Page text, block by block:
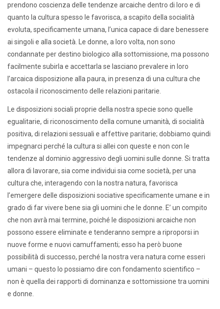
prendono coscienza delle tendenze arcaiche dentro di loro e di
quanto la cultura spesso le favorisca, a scapito della socialità
evoluta, specificamente umana, l’unica capace di dare benessere
ai singoli e alla società. Le donne, a loro volta, non sono
condannate per destino biologico alla sottomissione, ma possono
facilmente subirla e accettarla se lasciano prevalere in loro
l’arcaica disposizione alla paura, in presenza di una cultura che
ostacola il riconoscimento delle relazioni paritarie.
Le disposizioni sociali proprie della nostra specie sono quelle
egualitarie, di riconoscimento della comune umanità, di socialità
positiva, di relazioni sessuali e affettive paritarie; dobbiamo quindi
impegnarci perché la cultura si allei con queste e non con le
tendenze al dominio aggressivo degli uomini sulle donne. Si tratta
allora di lavorare, sia come individui sia come società, per una
cultura che, interagendo con la nostra natura, favorisca
l’emergere delle disposizioni sociative specificamente umane e in
grado di far vivere bene sia gli uomini che le donne. E’ un compito
che non avrà mai termine, poiché le disposizioni arcaiche non
possono essere eliminate e tenderanno sempre a riproporsi in
nuove forme e nuovi camuffamenti; esso ha però buone
possibilità di successo, perché la nostra vera natura come esseri
umani – questo lo possiamo dire con fondamento scientifico –
non è quella dei rapporti di dominanza e sottomissione tra uomini
e donne.